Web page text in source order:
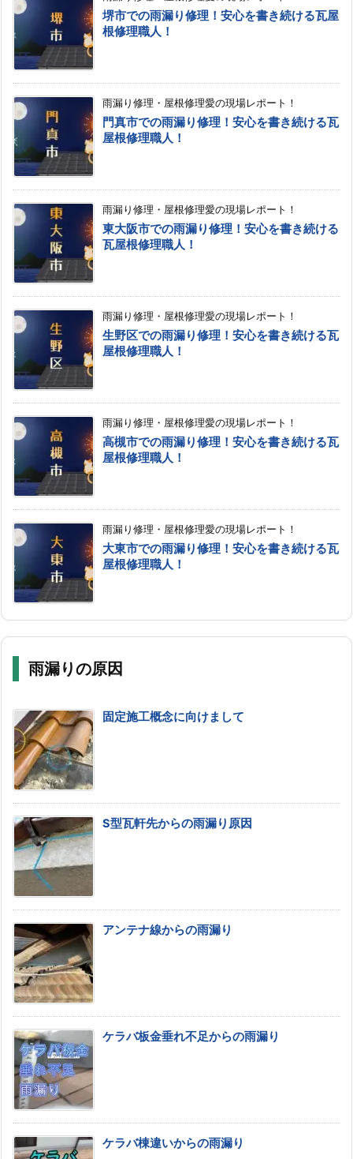
堺市での雨漏り修理！安心を書き続ける瓦屋
根修理職人！
雨漏り修理・屋根修理愛の現場レポート！
門真市での雨漏り修理！安心を書き続ける瓦
屋根修理職人！
雨漏り修理・屋根修理愛の現場レポート！
東大阪市での雨漏り修理！安心を書き続ける
瓦屋根修理職人！
雨漏り修理・屋根修理愛の現場レポート！
生野区での雨漏り修理！安心を書き続ける瓦
屋根修理職人！
雨漏り修理・屋根修理愛の現場レポート！
高槻市での雨漏り修理！安心を書き続ける瓦
屋根修理職人！
雨漏り修理・屋根修理愛の現場レポート！
大東市での雨漏り修理！安心を書き続ける瓦
屋根修理職人！
雨漏りの原因
固定施工概念に向けまして
S型瓦軒先からの雨漏り原因
アンテナ線からの雨漏り
ケラバ板金垂れ不足からの雨漏り
ケラバ棟違いからの雨漏り